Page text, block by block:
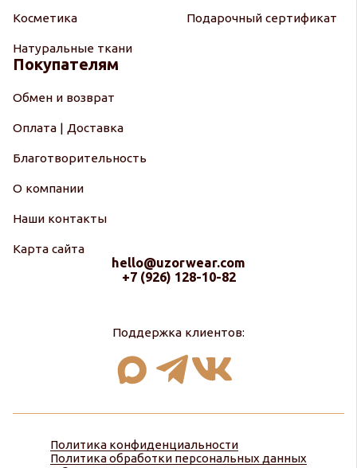
Косметика
Натуральные ткани
Подарочный сертификат
Покупателям
Обмен и возврат
Оплата | Доставка
Благотворительность
О компании
Наши контакты
Карта сайта
hello@uzorwear.com
+7 (926) 128-10-82
Поддержка клиентов:
Политика конфиденциальности
Политика обработки персональных данных